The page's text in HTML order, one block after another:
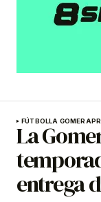
FÚTBOLLA GOMERA
La
entrega